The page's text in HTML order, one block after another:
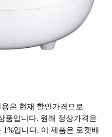
은 현재 할인가격으로
품입니다. 원래 정상가격은
입니다. 이 제품은 로켓배